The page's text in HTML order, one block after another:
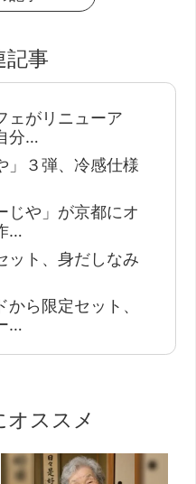
記事
ェがリニューア
分…
」３弾、冷感仕様
じや」が京都にオ
…
ット、身だしなみ
ら限定セット、
…
ススメ